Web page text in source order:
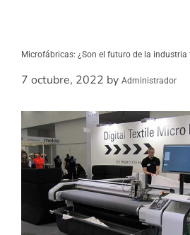
Microfábricas: ¿Son el futuro de la industria
7 octubre, 2022 by Administrador